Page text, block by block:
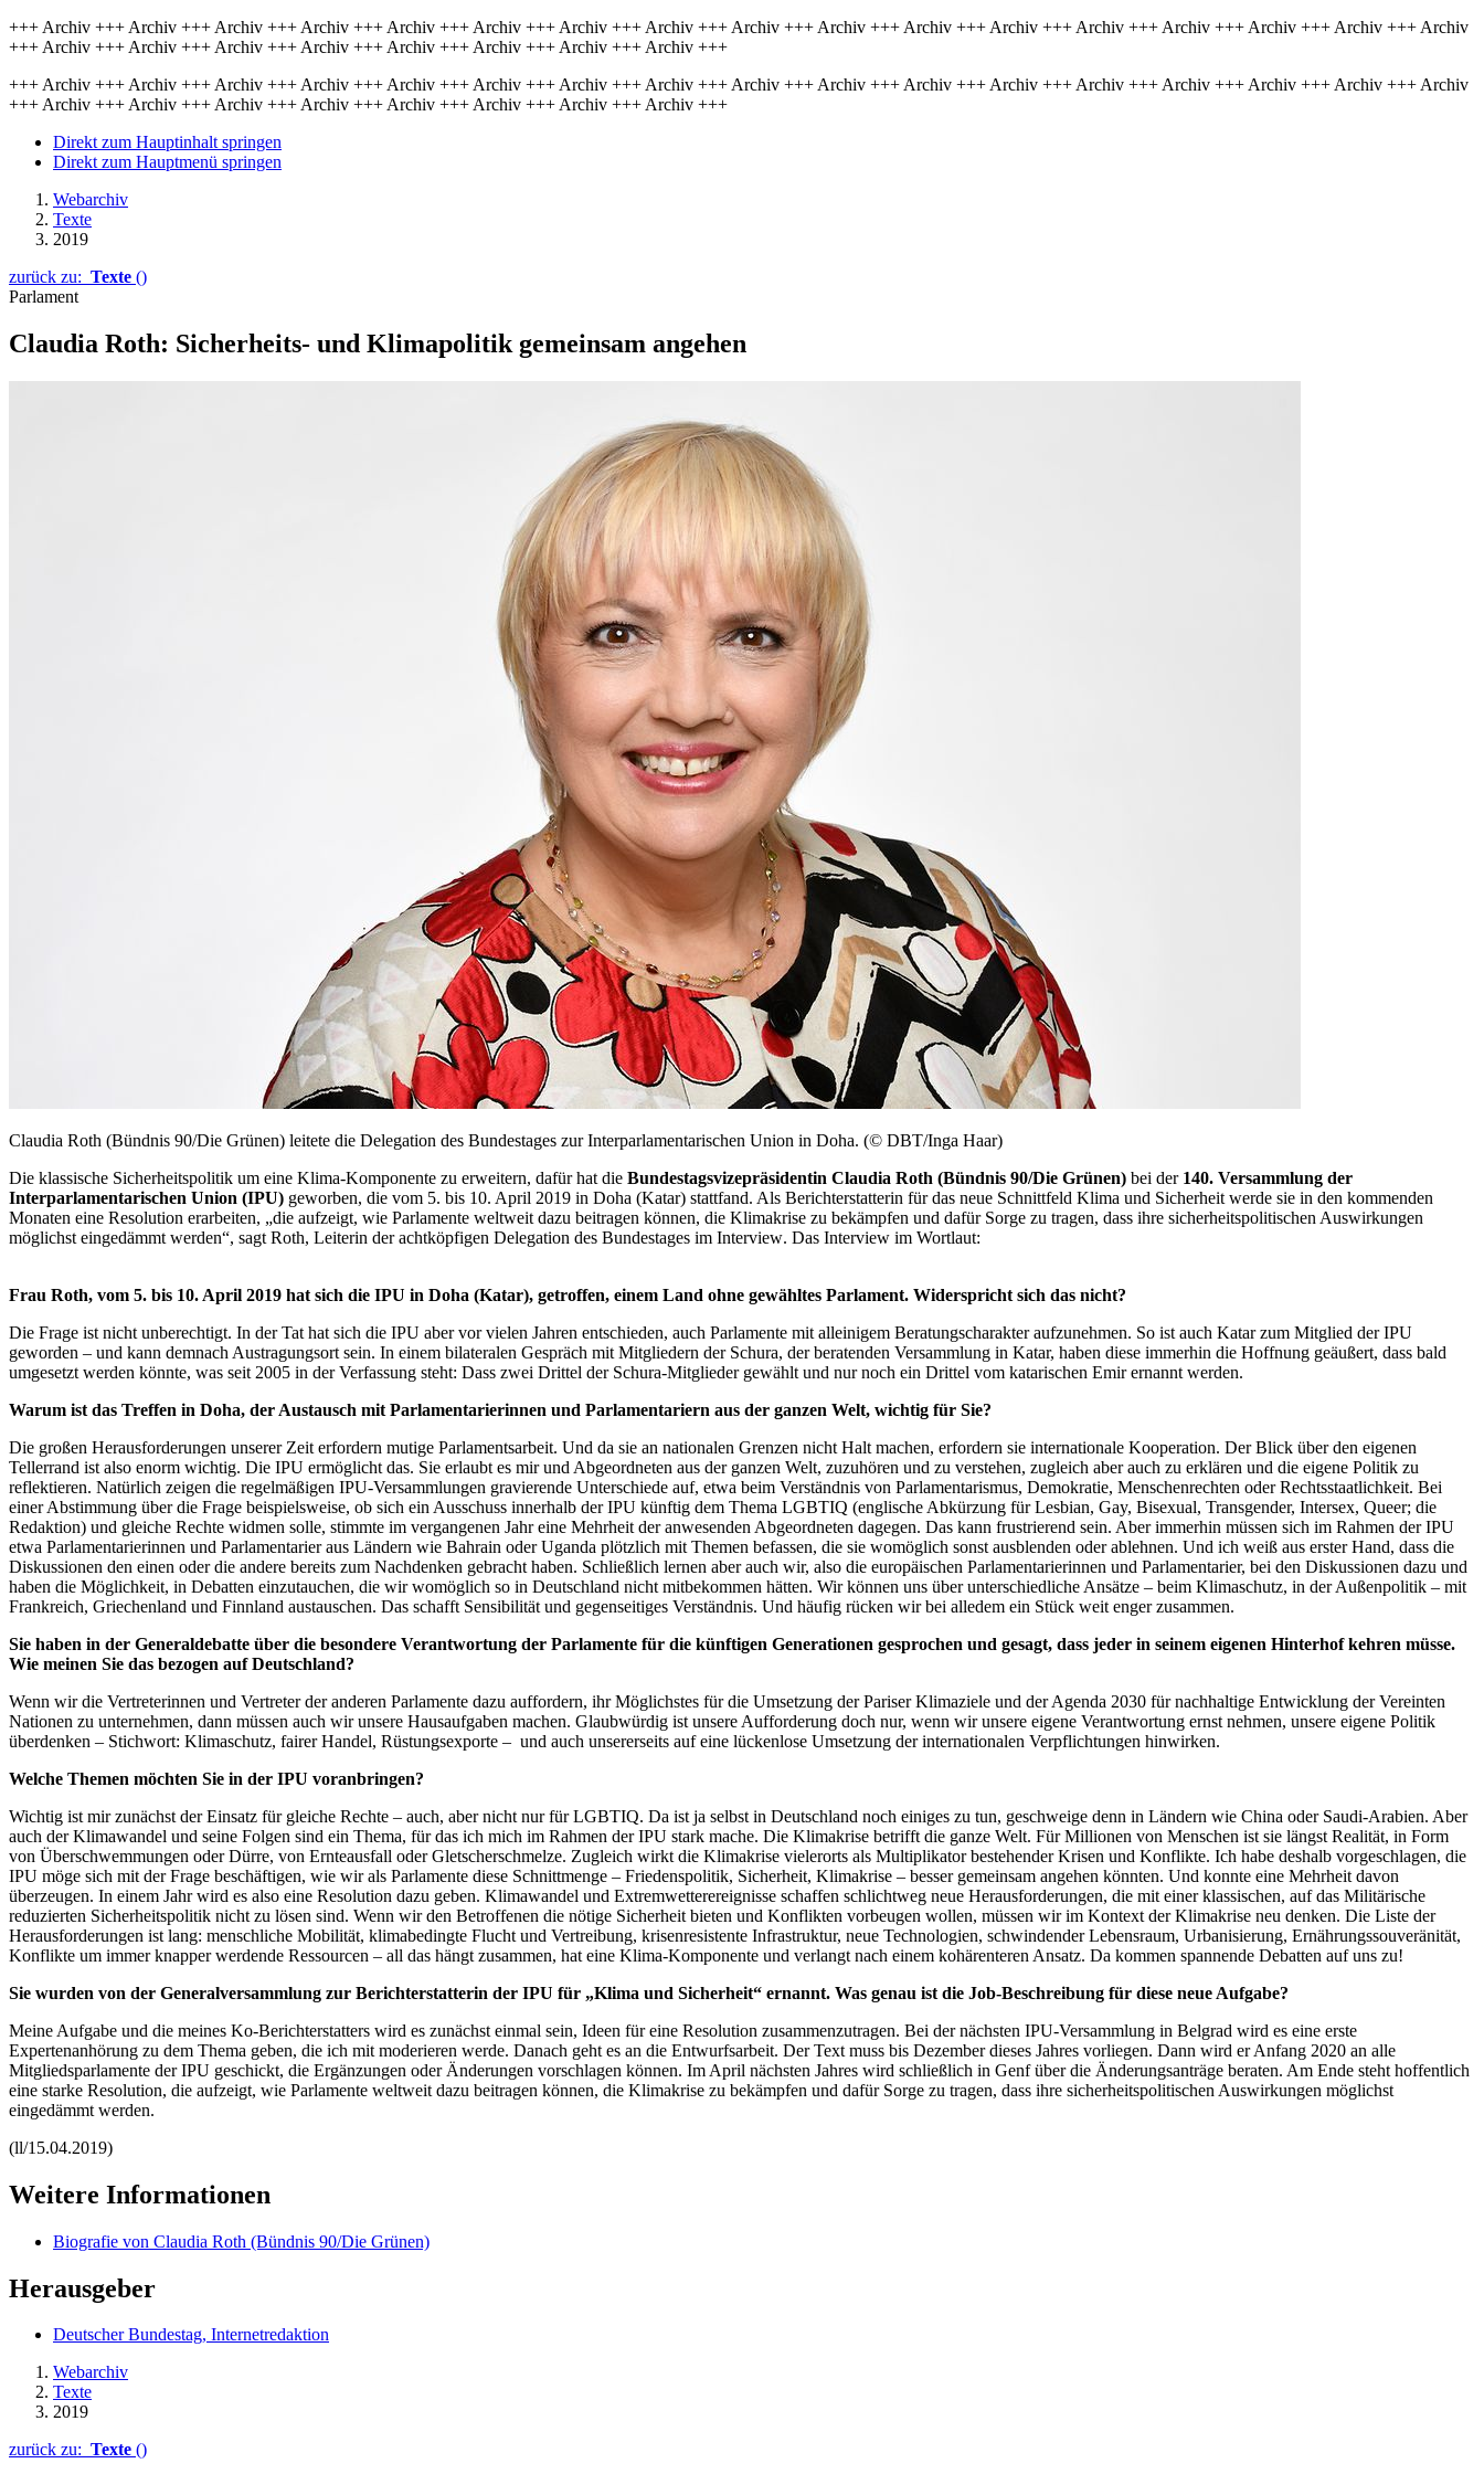
+++ Archiv +++ Archiv +++ Archiv +++ Archiv +++ Archiv +++ Archiv +++ Archiv +++ Archiv +++ Archiv +++ Archiv +++ Archiv +++ Archiv +++ Archiv +++ Archiv +++ Archiv +++ Archiv +++ Archiv
+++ Archiv +++ Archiv +++ Archiv +++ Archiv +++ Archiv +++ Archiv +++ Archiv +++ Archiv +++
+++ Archiv +++ Archiv +++ Archiv +++ Archiv +++ Archiv +++ Archiv +++ Archiv +++ Archiv +++ Archiv +++ Archiv +++ Archiv +++ Archiv +++ Archiv +++ Archiv +++ Archiv +++ Archiv +++ Archiv
+++ Archiv +++ Archiv +++ Archiv +++ Archiv +++ Archiv +++ Archiv +++ Archiv +++ Archiv +++
Direkt zum Hauptinhalt springen
Direkt zum Hauptmenü springen
Webarchiv
Texte
2019
zurück zu: Texte ()
Parlament
Claudia Roth: Sicher­heits- und Kli­ma­politik ge­mein­sam an­ge­hen
Claudia Roth (Bündnis 90/Die Grünen) leitete die Delegation des Bundestages zur Interparlamentarischen Union in Doha. (© DBT/Inga Haar)
Die klassische Sicherheitspolitik um eine Klima-Komponente zu erweitern, dafür hat die Bundestagsvizepräsidentin Claudia Roth (Bündnis 90/Die Grünen) bei der140. Versammlung der
Interparlamentarischen Union (IPU) geworben, die vom 5. bis 10. April 2019 in Doha (Katar) stattfand. Als Berichterstatterin für das neue Schnittfeld Klima und Sicherheit werde sie in den kommenden
Monaten eine Resolution erarbeiten, „die aufzeigt, wie Parlamente weltweit dazu beitragen können, die Klimakrise zu bekämpfen und dafür Sorge zu tragen, dass ihre sicherheitspolitischen Auswirkungen
möglichst eingedämmt werden“, sagt Roth, Leiterin der achtköpfigen Delegation des Bundestages im Interview. Das Interview im Wortlaut:
Frau Roth, vom 5. bis 10. April 2019 hat sich die IPU in Doha (Katar), getroffen, einem Land ohne gewähltes Parlament. Widerspricht sich das nicht?
Die Frage ist nicht unberechtigt. In der Tat hat sich die IPU aber vor vielen Jahren entschieden, auch Parlamente mit alleinigem Beratungscharakter aufzunehmen. So ist auch Katar zum Mitglied der IPU
geworden – und kann demnach Austragungsort sein. In einem bilateralen Gespräch mit Mitgliedern der Schura, der beratenden Versammlung in Katar, haben diese immerhin die Hoffnung geäußert, dass bald
umgesetzt werden könnte, was seit 2005 in der Verfassung steht: Dass zwei Drittel der Schura-Mitglieder gewählt und nur noch ein Drittel vom katarischen Emir ernannt werden.
Warum ist das Treffen in Doha, der Austausch mit Parlamentarierinnen und Parlamentariern aus der ganzen Welt, wichtig für Sie?
Die großen Herausforderungen unserer Zeit erfordern mutige Parlamentsarbeit. Und da sie an nationalen Grenzen nicht Halt machen, erfordern sie internationale Kooperation. Der Blick über den eigenen
Tellerrand ist also enorm wichtig. Die IPU ermöglicht das. Sie erlaubt es mir und Abgeordneten aus der ganzen Welt, zuzuhören und zu verstehen, zugleich aber auch zu erklären und die eigene Politik zu
reflektieren. Natürlich zeigen die regelmäßigen IPU-Versammlungen gravierende Unterschiede auf, etwa beim Verständnis von Parlamentarismus, Demokratie, Menschenrechten oder Rechtsstaatlichkeit. Bei
einer Abstimmung über die Frage beispielsweise, ob sich ein Ausschuss innerhalb der IPU künftig dem Thema LGBTIQ (englische Abkürzung fürLesbian, Gay, Bisexual, Transgender, Intersex, Queer; die
Redaktion) und gleiche Rechte widmen solle, stimmte im vergangenen Jahr eine Mehrheit der anwesenden Abgeordneten dagegen. Das kann frustrierend sein. Aber immerhin müssen sich im Rahmen der IPU
etwa Parlamentarierinnen und Parlamentarier aus Ländern wie Bahrain oder Uganda plötzlich mit Themen befassen, die sie womöglich sonst ausblenden oder ablehnen. Und ich weiß aus erster Hand, dass die
Diskussionen den einen oder die andere bereits zum Nachdenken gebracht haben. Schließlich lernen aber auch wir, also die europäischen Parlamentarierinnen und Parlamentarier, bei den Diskussionen dazu und
haben die Möglichkeit, in Debatten einzutauchen, die wir womöglich so in Deutschland nicht mitbekommen hätten. Wir können uns über unterschiedliche Ansätze – beim Klimaschutz, in der Außenpolitik – mit
Frankreich, Griechenland und Finnland austauschen. Das schafft Sensibilität und gegenseitiges Verständnis. Und häufig rücken wir bei alledem ein Stück weit enger zusammen.
Sie haben in der Generaldebatte über die besondere Verantwortung der Parlamente für die künftigen Generationen gesprochen und gesagt, dass jeder in seinem eigenen Hinterhof kehren müsse.
Wie meinen Sie das bezogen auf Deutschland?
Wenn wir die Vertreterinnen und Vertreter der anderen Parlamente dazu auffordern, ihr Möglichstes für die Umsetzung der Pariser Klimaziele und der Agenda 2030 für nachhaltige Entwicklung der Vereinten
Nationen zu unternehmen, dann müssen auch wir unsere Hausaufgaben machen. Glaubwürdig ist unsere Aufforderung doch nur, wenn wir unsere eigene Verantwortung ernst nehmen, unsere eigene Politik
überdenken – Stichwort: Klimaschutz, fairer Handel, Rüstungsexporte – und auch unsererseits auf eine lückenlose Umsetzung der internationalen Verpflichtungen hinwirken.
Welche Themen möchten Sie in der IPU voranbringen?
Wichtig ist mir zunächst der Einsatz für gleiche Rechte – auch, aber nicht nur für LGBTIQ. Da ist ja selbst in Deutschland noch einiges zu tun, geschweige denn in Ländern wie China oder Saudi-Arabien. Aber
auch der Klimawandel und seine Folgen sind ein Thema, für das ich mich im Rahmen der IPU stark mache. Die Klimakrise betrifft die ganze Welt. Für Millionen von Menschen ist sie längst Realität, in Form
von Überschwemmungen oder Dürre, von Ernteausfall oder Gletscherschmelze. Zugleich wirkt die Klimakrise vielerorts als Multiplikator bestehender Krisen und Konflikte. Ich habe deshalb vorgeschlagen, die
IPU möge sich mit der Frage beschäftigen, wie wir als Parlamente diese Schnittmenge – Friedenspolitik, Sicherheit, Klimakrise – besser gemeinsam angehen könnten. Und konnte eine Mehrheit davon
überzeugen. In einem Jahr wird es also eine Resolution dazu geben. Klimawandel und Extremwetterereignisse schaffen schlichtweg neue Herausforderungen, die mit einer klassischen, auf das Militärische
reduzierten Sicherheitspolitik nicht zu lösen sind. Wenn wir den Betroffenen die nötige Sicherheit bieten und Konflikten vorbeugen wollen, müssen wir im Kontext der Klimakrise neu denken. Die Liste der
Herausforderungen ist lang: menschliche Mobilität, klimabedingte Flucht und Vertreibung, krisenresistente Infrastruktur, neue Technologien, schwindender Lebensraum, Urbanisierung, Ernährungssouveränität,
Konflikte um immer knapper werdende Ressourcen – all das hängt zusammen, hat eine Klima-Komponente und verlangt nach einem kohärenteren Ansatz. Da kommen spannende Debatten auf uns zu!
Sie wurden von der Generalversammlung zur Berichterstatterin der IPU für „Klima und Sicherheit“ ernannt. Was genau ist die Job-Beschreibung für diese neue Aufgabe?
Meine Aufgabe und die meines Ko-Berichterstatters wird es zunächst einmal sein, Ideen für eine Resolution zusammenzutragen. Bei der nächsten IPU-Versammlung in Belgrad wird es eine erste
Expertenanhörung zu dem Thema geben, die ich mit moderieren werde. Danach geht es an die Entwurfsarbeit. Der Text muss bis Dezember dieses Jahres vorliegen. Dann wird er Anfang 2020 an alle
Mitgliedsparlamente der IPU geschickt, die Ergänzungen oder Änderungen vorschlagen können. Im April nächsten Jahres wird schließlich in Genf über die Änderungsanträge beraten. Am Ende steht hoffentlich
eine starke Resolution, die aufzeigt, wie Parlamente weltweit dazu beitragen können, die Klimakrise zu bekämpfen und dafür Sorge zu tragen, dass ihre sicherheitspolitischen Auswirkungen möglichst
eingedämmt werden.
(ll/15.04.2019)
Weitere Informationen
Biografie von Claudia Roth (Bündnis 90/Die Grünen)
Herausgeber
Deutscher Bundestag, Internetredaktion
Webarchiv
Texte
2019
zurück zu: Texte ()